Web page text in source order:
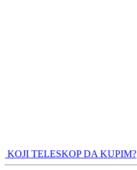
KOJI TELESKOP DA KUPIM?